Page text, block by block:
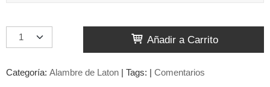
Añadir a Carrito
Categoría: Alambre de Laton | Tags: | Comentarios